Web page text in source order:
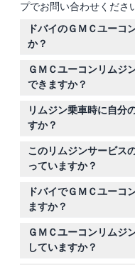
プでお問い合わせくださ
ドバイのＧＭＣユーコ
か？
このリムジンは最大18
プのお出かけ、家族旅
す。
ＧＭＣユーコンリムジ
できますか？
乗車中は無料の水、レ
ード照明、プライバシ
システム、Bluetooth
エアコンとヒーター、
スモークウィンドウ、
リムジン乗車時に自分
すか？
ソフトドリンクや軽
ル飲料の持ち込みは禁
このリムジンサービス
っていますか？
キャンセルは24時間前
す（送迎料金を除く
時間前までの連絡があ
よります。24時間を切
ルは全額請求されます。
ドバイでＧＭＣユーコ
ますか？
このウェブサイトから
の日付や時間の空き状
ＧＭＣユーコンリムジ
していますか？